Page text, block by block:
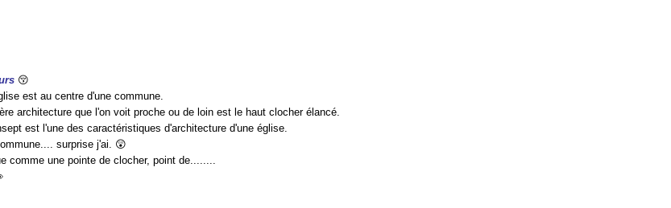
😚
est au centre d'une commune.
architecture que l'on voit proche ou de loin est le haut clocher élancé.
est l'une des caractéristiques d'architecture d'une église.
surprise j'ai. 😲
comme une pointe de clocher, point de........